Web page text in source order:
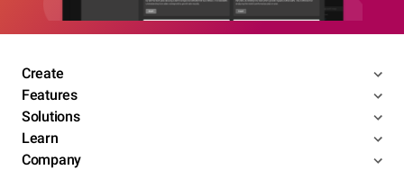
Create
Features
Solutions
Learn
Company